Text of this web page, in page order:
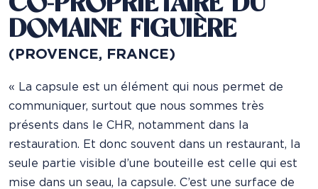
DOMAINE FIGUIÈRE
(PROVENCE, FRANCE)
« La capsule est un élément qui nous permet de
communiquer, surtout que nous sommes très
présents dans le CHR, notamment dans la
restauration. Et donc souvent dans un restaurant, la
seule partie visible d’une bouteille est celle qui est
mise dans un seau, la capsule. C’est une surface de